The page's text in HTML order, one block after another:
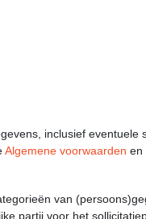
inclusief
Algemene voorwaarden en
van
partij voor het